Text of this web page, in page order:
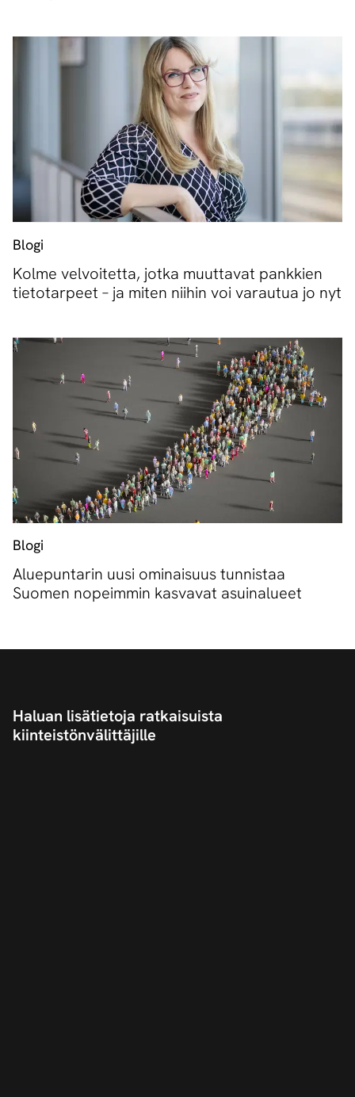
Blogi
Kolme velvoitetta, jotka muuttavat pankkien
tietotarpeet – ja miten niihin voi varautua jo nyt
Blogi
Aluepuntarin uusi ominaisuus tunnistaa
Suomen nopeimmin kasvavat asuinalueet
Haluan lisätietoja ratkaisuista
kiinteistönvälittäjille